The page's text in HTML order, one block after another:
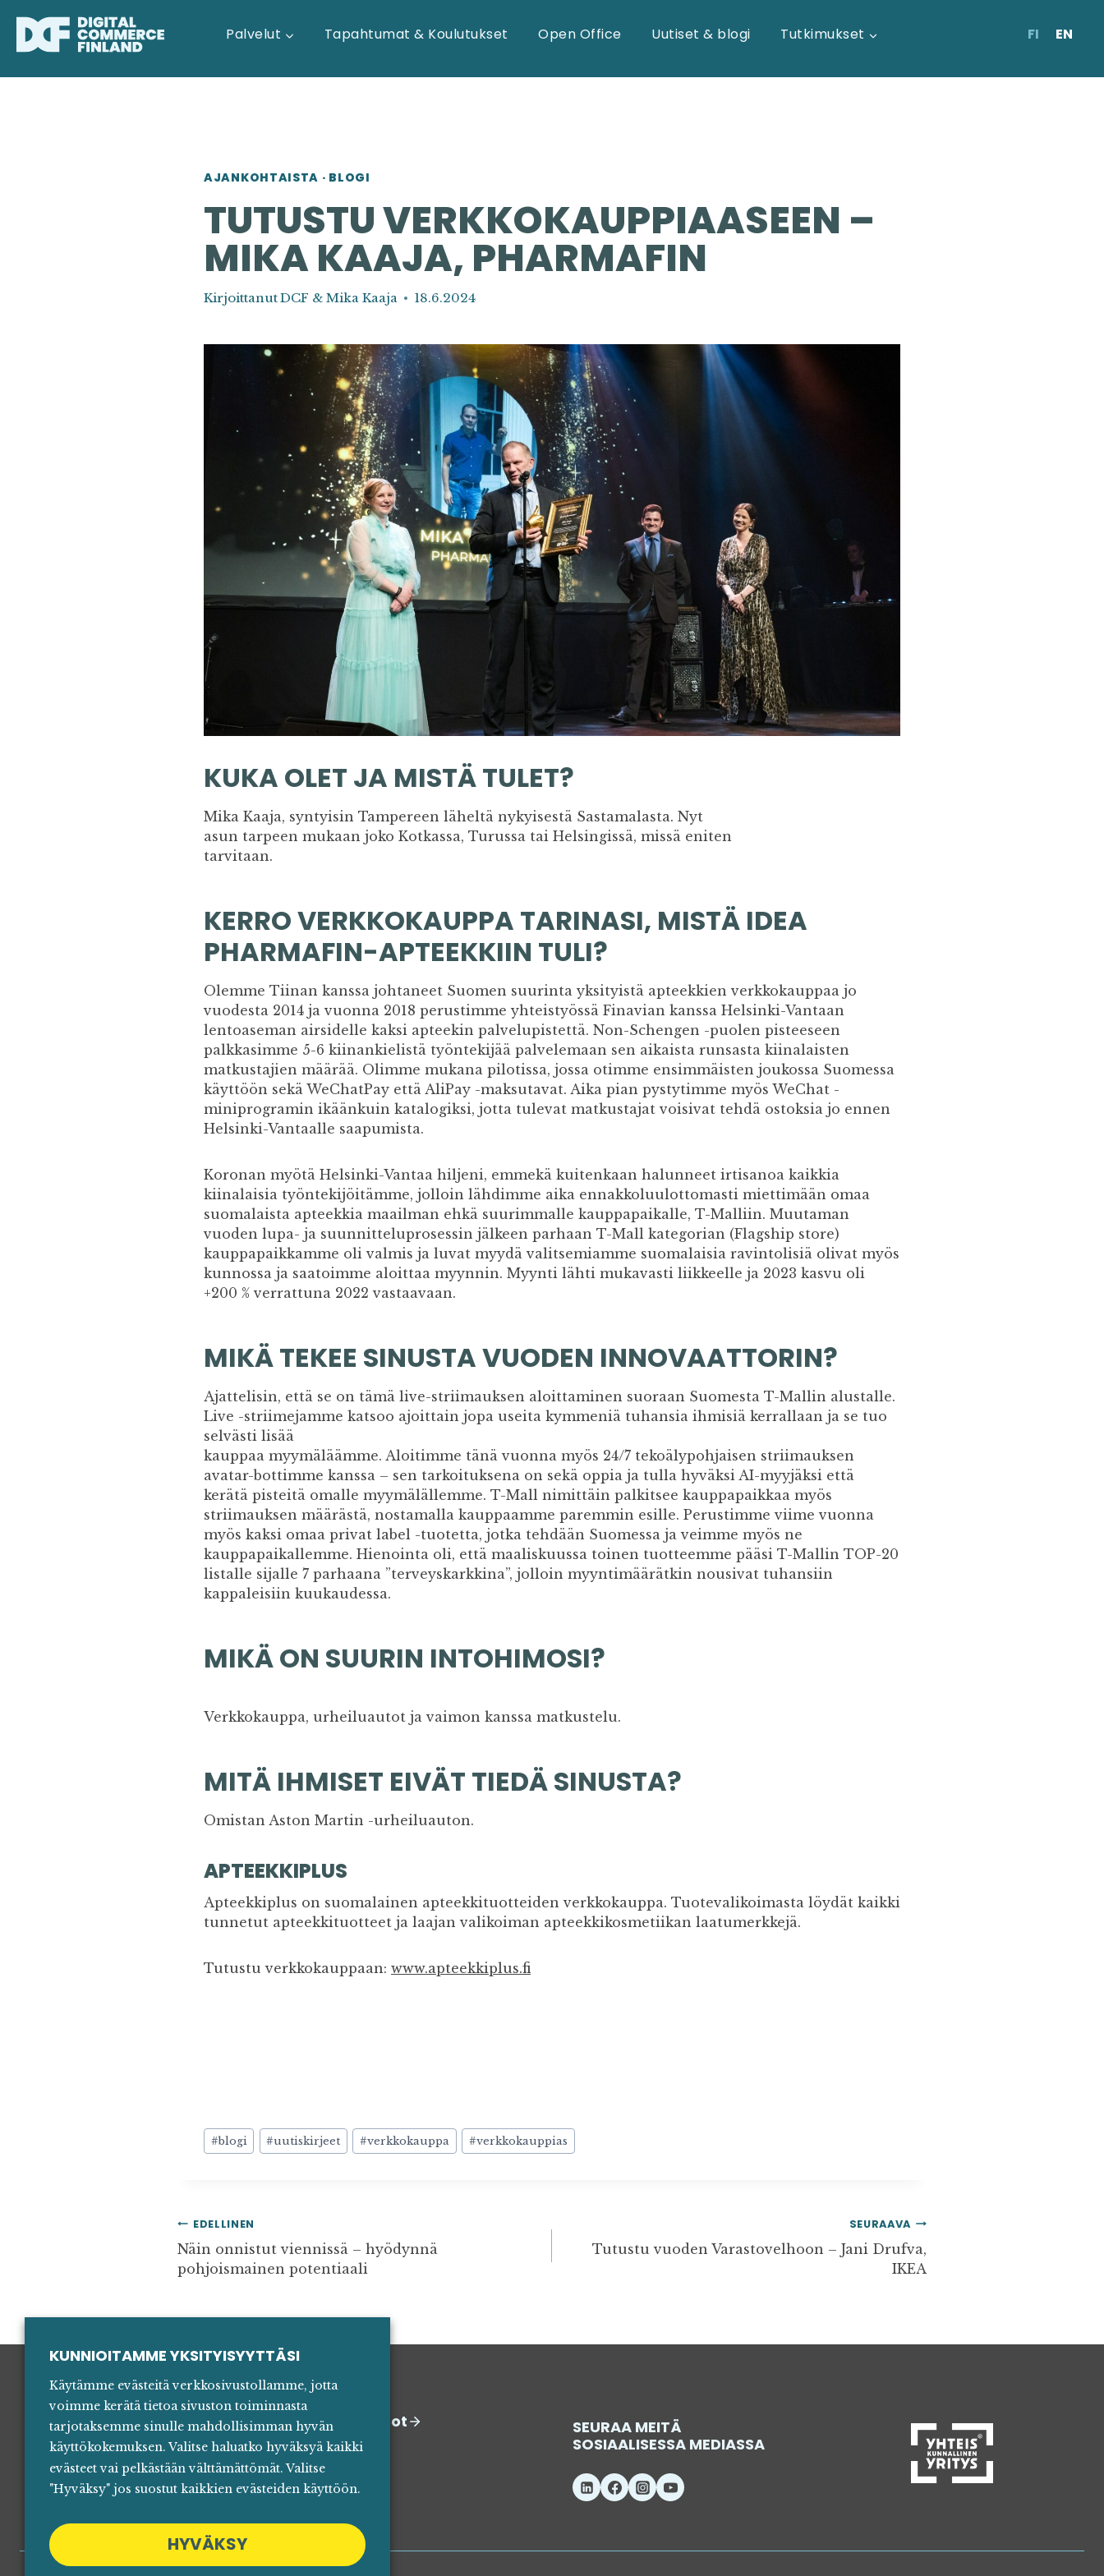
sisältöön
Palvelut Tapahtumat & Koulutukset Open Office Uutiset & blogi Tutkimukset FI EN
AJANKOHTAISTA · BLOGI
TUTUSTU VERKKOKAUPPIAASEEN –
MIKA KAAJA, PHARMAFIN
KirjoittanutDCF & Mika Kaaja 18.6.2024
KUKA OLET JA MISTÄ TULET?
Mika Kaaja, syntyisin Tampereen läheltä nykyisestä Sastamalasta. Nyt
asun tarpeen mukaan joko Kotkassa, Turussa tai Helsingissä, missä eniten
tarvitaan.
KERRO VERKKOKAUPPA TARINASI, MISTÄ IDEA
PHARMAFIN-APTEEKKIIN TULI?
Olemme Tiinan kanssa johtaneet Suomen suurinta yksityistä apteekkien verkkokauppaa jo
vuodesta 2014 ja vuonna 2018 perustimme yhteistyössä Finavian kanssa Helsinki-Vantaan
lentoaseman airsidelle kaksi apteekin palvelupistettä. Non-Schengen -puolen pisteeseen
palkkasimme 5-6 kiinankielistä työntekijää palvelemaan sen aikaista runsasta kiinalaisten
matkustajien määrää. Olimme mukana pilotissa, jossa otimme ensimmäisten joukossa Suomessa
käyttöön sekä WeChatPay että AliPay -maksutavat. Aika pian pystytimme myös WeChat -
miniprogramin ikäänkuin katalogiksi, jotta tulevat matkustajat voisivat tehdä ostoksia jo ennen
Helsinki-Vantaalle saapumista.
Koronan myötä Helsinki-Vantaa hiljeni, emmekä kuitenkaan halunneet irtisanoa kaikkia
kiinalaisia työntekijöitämme, jolloin lähdimme aika ennakkoluulottomasti miettimään omaa
suomalaista apteekkia maailman ehkä suurimmalle kauppapaikalle, T-Malliin. Muutaman
vuoden lupa- ja suunnitteluprosessin jälkeen parhaan T-Mall kategorian (Flagship store)
kauppapaikkamme oli valmis ja luvat myydä valitsemiamme suomalaisia ravintolisiä olivat myös
kunnossa ja saatoimme aloittaa myynnin. Myynti lähti mukavasti liikkeelle ja 2023 kasvu oli
+200 % verrattuna 2022 vastaavaan.
MIKÄ TEKEE SINUSTA VUODEN INNOVAATTORIN?
Ajattelisin, että se on tämä live-striimauksen aloittaminen suoraan Suomesta T-Mallin alustalle.
Live -striimejamme katsoo ajoittain jopa useita kymmeniä tuhansia ihmisiä kerrallaan ja se tuo
selvästi lisää
kauppaa myymäläämme. Aloitimme tänä vuonna myös 24/7 tekoälypohjaisen striimauksen
avatar-bottimme kanssa – sen tarkoituksena on sekä oppia ja tulla hyväksi AI-myyjäksi että
kerätä pisteitä omalle myymälällemme. T-Mall nimittäin palkitsee kauppapaikkaa myös
striimauksen määrästä, nostamalla kauppaamme paremmin esille. Perustimme viime vuonna
myös kaksi omaa privat label -tuotetta, jotka tehdään Suomessa ja veimme myös ne
kauppapaikallemme. Hienointa oli, että maaliskuussa toinen tuotteemme pääsi T-Mallin TOP-20
listalle sijalle 7 parhaana ”terveyskarkkina”, jolloin myyntimäärätkin nousivat tuhansiin
kappaleisiin kuukaudessa.
MIKÄ ON SUURIN INTOHIMOSI?
Verkkokauppa, urheiluautot ja vaimon kanssa matkustelu.
MITÄ IHMISET EIVÄT TIEDÄ SINUSTA?
Omistan Aston Martin -urheiluauton.
APTEEKKIPLUS
Apteekkiplus on suomalainen apteekkituotteiden verkkokauppa. Tuotevalikoimasta löydät kaikki
tunnetut apteekkituotteet ja laajan valikoiman apteekkikosmetiikan laatumerkkejä.
Tutustu verkkokauppaan: www.apteekkiplus.fi
Avainsanat:
#blogi #uutiskirjeet #verkkokauppa #verkkokauppias
ARTIKKELIEN
SELAUS
EDELLINEN
Näin onnistut viennissä – hyödynnä
pohjoismainen potentiaali
SEURAAVA
Tutustu vuoden Varastovelhoon – Jani Drufva,
IKEA
Yhteystiedot
Medialle
SEURAA MEITÄ
SOSIAALISESSA MEDIASSA
KUNNIOITAMME YKSITYISYYTTÄSI
Käytämme evästeitä verkkosivustollamme, jotta
voimme kerätä tietoa sivuston toiminnasta
tarjotaksemme sinulle mahdollisimman hyvän
käyttökokemuksen. Valitse haluatko hyväksyä kaikki
evästeet vai pelkästään välttämättömät. Valitse
"Hyväksy" jos suostut kaikkien evästeiden käyttöön.
HYVÄKSY